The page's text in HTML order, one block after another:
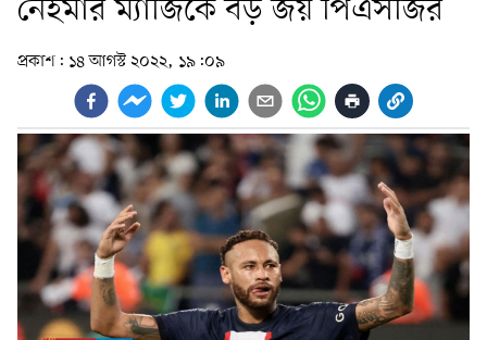
নেইমার ম্যাজিকে বড় জয় পিএসজির
প্রকাশ: ১৪ আগস্ট ২০২২, ১৯:০৯